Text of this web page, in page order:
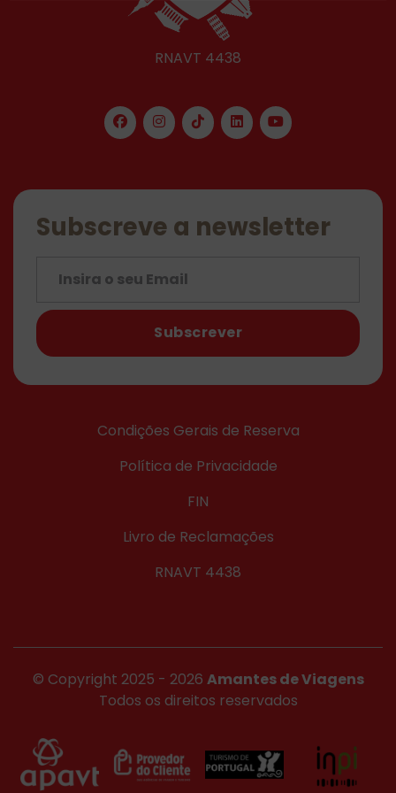
RNAVT 4438
Subscreve a newsletter
Subscrever
Condições Gerais de Reserva
Política de Privacidade
FIN
Livro de Reclamações
RNAVT 4438
© Copyright 2025 - 2026 Amantes de Viagens
Todos os direitos reservados